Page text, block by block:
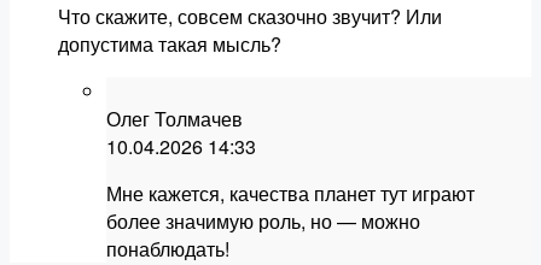
Что скажите, совсем сказочно звучит? Или
допустима такая мысль?
Олег Толмачев
10.04.2026 14:33
Мне кажется, качества планет тут играют
более значимую роль, но — можно
понаблюдать!